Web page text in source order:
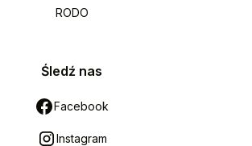
RODO
Śledź nas
Facebook
Instagram